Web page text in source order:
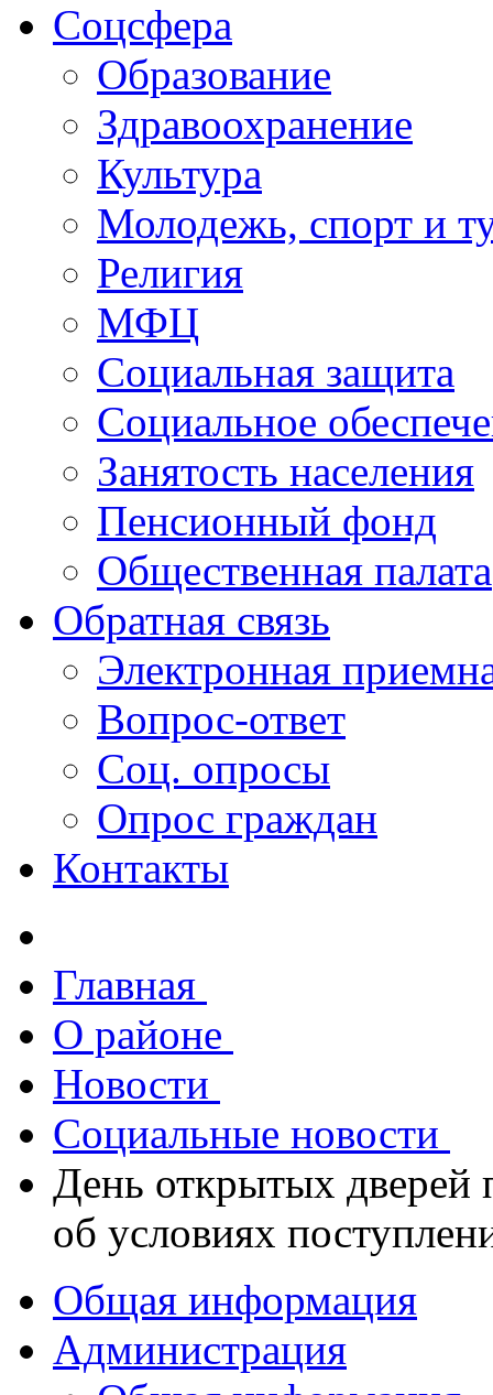
Соцсфера
Образование
Здравоохранение
Культура
Молодежь, спорт и
Религия
МФЦ
Социальная защита
Социальное
Занятость населения
Пенсионный фонд
Общественная палата
Обратная связь
Электронная
Вопрос-ответ
Соц. опросы
Опрос граждан
Контакты
Главная
О районе
Новости
Социальные новости
День открытых
об условиях
Общая информация
Администрация